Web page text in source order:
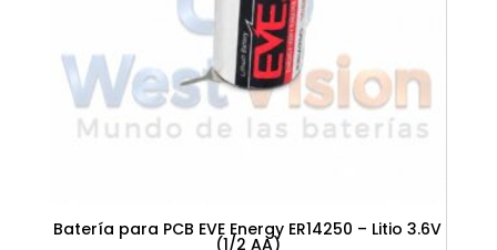
Batería para PCB EVE Energy ER14250 – Litio 3.6V
(1/2 AA)